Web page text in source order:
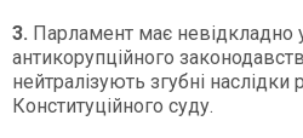
3. Парламент має невідкладно
антикорупційного
нейтралізують згубні наслідки
Конституційного суду.